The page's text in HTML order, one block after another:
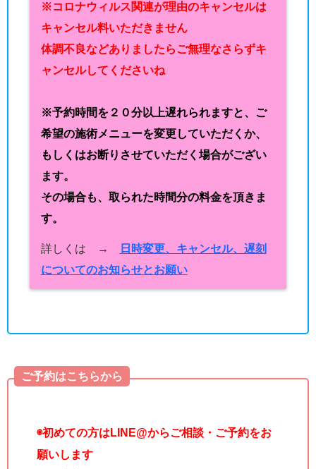
※コロナウィルス関連が理由のキャンセルは
キャンセル料いただきません
体調不良などありましたらご無理なさらずキ
ャンセルしてくださいね
※予約時間を２０分以上遅れられますと、ご
希望の施術メニューを変更していただくか、
もしくはお断りさせていただく場合がござい
ます。
その場合も、取られた時間分の料金を頂きま
す。
詳しくは →
日時変更、キャンセル、遅刻
についてのお知らせとお願い
ご予約はこちらから
◉初めての方はLINE@からご相談・ご予約をお
願いします